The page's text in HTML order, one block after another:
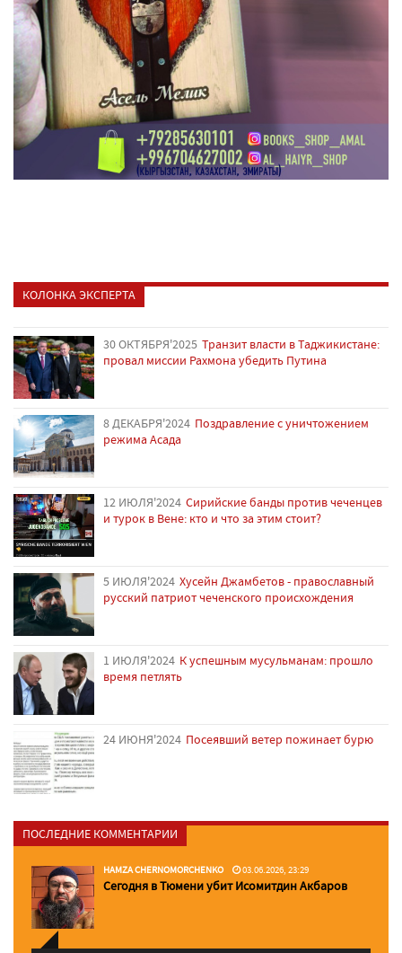
КОЛОНКА ЭКСПЕРТА
30 ОКТЯБРЯ'2025 Транзит власти в Таджикистане:
провал миссии Рахмона убедить Путина
8 ДЕКАБРЯ'2024 Поздравление с уничтожением
режима Асада
12 ИЮЛЯ'2024 Сирийские банды против чеченцев
и турок в Вене: кто и что за этим стоит?
5 ИЮЛЯ'2024 Хусейн Джамбетов - православный
русский патриот чеченского происхождения
1 ИЮЛЯ'2024 К успешным мусульманам: прошло
время петлять
24 ИЮНЯ'2024 Посеявший ветер пожинает бурю
ПОСЛЕДНИЕ КОММЕНТАРИИ
HAMZA CHERNOMORCHENKO 03.06.2026, 23:29
Сегодня в Тюмени убит Исомитдин Акбаров